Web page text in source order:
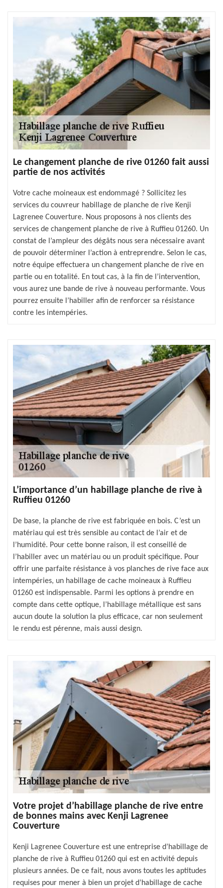
Le changement planche de rive 01260 fait aussi
partie de nos activités
Votre cache moineaux est endommagé ? Sollicitez les
services du couvreur habillage de planche de rive Kenji
Lagrenee Couverture. Nous proposons à nos clients des
services de changement planche de rive à Ruffieu 01260. Un
constat de l’ampleur des dégâts nous sera nécessaire avant
de pouvoir déterminer l’action à entreprendre. Selon le cas,
notre équipe effectuera un changement planche de rive en
partie ou en totalité. En tout cas, à la fin de l’intervention,
vous aurez une bande de rive à nouveau performante. Vous
pourrez ensuite l’habiller afin de renforcer sa résistance
contre les intempéries.
L’importance d’un habillage planche de rive à
Ruffieu 01260
De base, la planche de rive est fabriquée en bois. C’est un
matériau qui est très sensible au contact de l’air et de
l’humidité. Pour cette bonne raison, il est conseillé de
l’habiller avec un matériau ou un produit spécifique. Pour
offrir une parfaite résistance à vos planches de rive face aux
intempéries, un habillage de cache moineaux à Ruffieu
01260 est indispensable. Parmi les options à prendre en
compte dans cette optique, l’habillage métallique est sans
aucun doute la solution la plus efficace, car non seulement
le rendu est pérenne, mais aussi design.
Votre projet d’habillage planche de rive entre
de bonnes mains avec Kenji Lagrenee
Couverture
Kenji Lagrenee Couverture est une entreprise d’habillage de
planche de rive à Ruffieu 01260 qui est en activité depuis
plusieurs années. De ce fait, nous avons toutes les aptitudes
requises pour mener à bien un projet d’habillage de cache